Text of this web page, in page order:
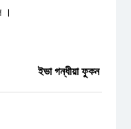
।
ইভা গন্ধীয়া ফুকন